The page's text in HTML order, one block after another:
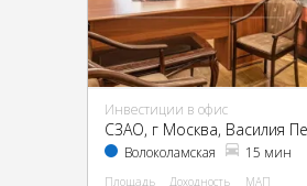
Инвестиции в офис
Волоколамская 15 мин
Площадь Доходность МАП